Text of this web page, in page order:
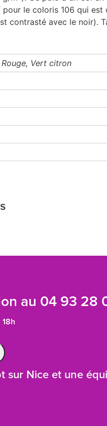
le coloris 106 qui
avec le noir).
Vert citron
au 04 93 28
sur Nice et une